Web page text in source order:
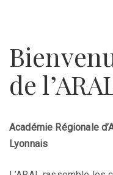
de
Académie Régionale
Lyonnais